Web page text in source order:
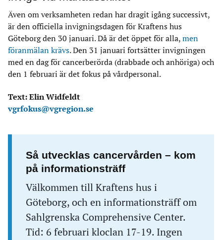
Även om verksamheten redan har dragit igång successivt,
är den officiella invigningsdagen för Kraftens hus
Göteborg den 30 januari. Då är det öppet för alla, men
föranmälan krävs. Den 31 januari fortsätter invigningen
med en dag för cancerberörda (drabbade och anhöriga) och
den 1 februari är det fokus på vårdpersonal.
Text: Elin Widfeldt
vgrfokus@vgregion.se
Så utvecklas cancervården – kom
på informationsträff
Välkommen till Kraftens hus i
Göteborg, och en informationsträff om
Sahlgrenska Comprehensive Center.
Tid: 6 februari kloclan 17-19. Ingen